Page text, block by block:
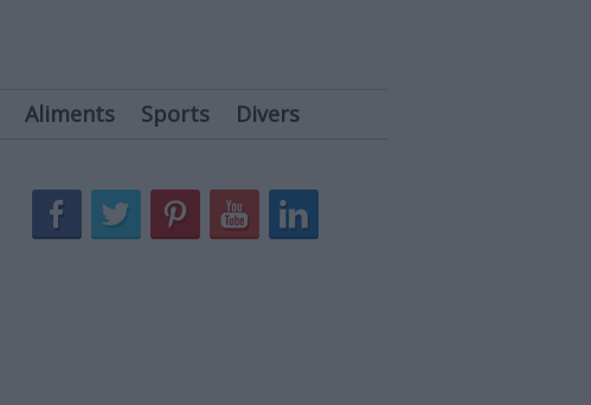
Aliments Sports Divers